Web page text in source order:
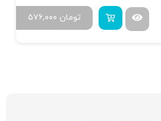
۵۷۶,۰۰۰ تومان